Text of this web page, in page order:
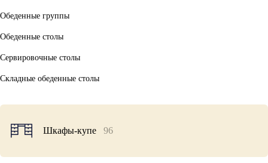
Обеденные группы
Обеденные столы
Сервировочные столы
Складные обеденные столы
Шкафы-купе 96